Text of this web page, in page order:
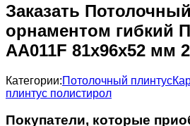
Заказать
орнаментом гибкий
AA011F 81х96х52 мм
Категории:Потолочный плинтус
плинтус полистирол
Покупатели, которые